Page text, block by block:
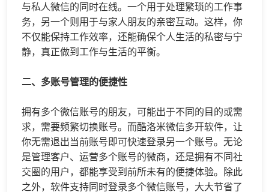
与私人微信的同时在线。一个用于处理繁琐的工作事
务，另一个则用于与家人朋友的亲密互动。这样，你
不仅能保持工作效率，还能确保个人生活的私密与宁
静，真正做到工作与生活的平衡。
二、多账号管理的便捷性
拥有多个微信账号的朋友，可能出于不同的目的或需
求，需要频繁切换账号。而酷洛米微信多开软件，让
你无需退出当前账号即可快速登录另一个账号。无论
是管理客户、运营多个账号的微商，还是拥有不同社
交圈的用户，都能享受到前所未有的便捷体验。除此
之外，软件支持同时登录多个微信账号，大大节省了